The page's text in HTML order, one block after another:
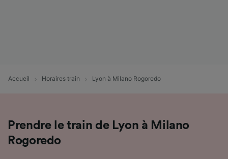
Accueil Horaires train Lyon à Milano Rogoredo
Prendre le train de Lyon à Milano
Rogoredo